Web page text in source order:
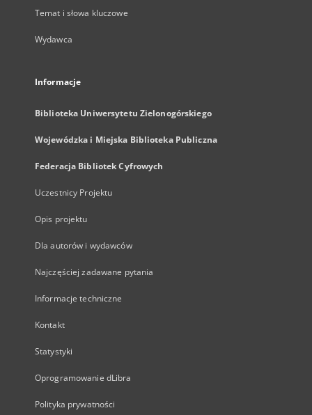
Temat i słowa kluczowe
Wydawca
Informacje
Biblioteka Uniwersytetu Zielonogórskiego
Wojewódzka i Miejska Biblioteka Publiczna
Federacja Bibliotek Cyfrowych
Uczestnicy Projektu
Opis projektu
Dla autorów i wydawców
Najczęściej zadawane pytania
Informacje techniczne
Kontakt
Statystyki
Oprogramowanie dLibra
Polityka prywatności